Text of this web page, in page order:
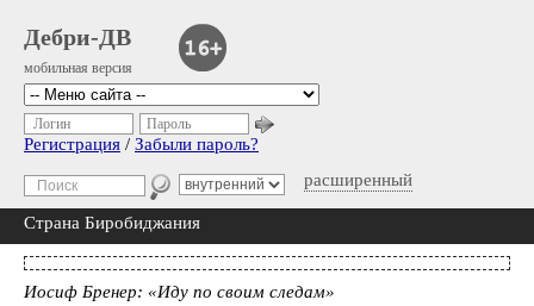
Дебри-ДВ
мобильная версия
расширенный
Логин Пароль
Регистрация / Забыли пароль?
Страна Биробиджания
Иосиф Бренер: «Иду по своим следам»